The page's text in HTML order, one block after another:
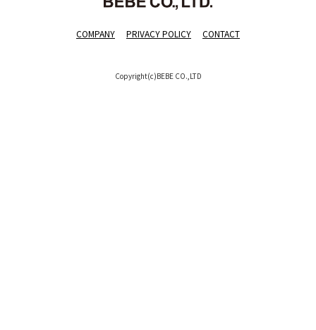
COMPANY PRIVACY POLICY CONTACT
Copyright(c)BEBE CO.,LTD